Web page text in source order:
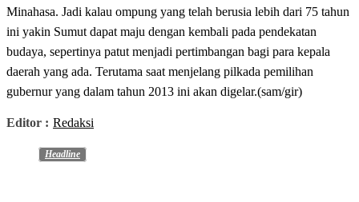
Minahasa. Jadi kalau ompung yang telah berusia lebih dari 75 tahun
ini yakin Sumut dapat maju dengan kembali pada pendekatan
budaya, sepertinya patut menjadi pertimbangan bagi para kepala
daerah yang ada. Terutama saat menjelang pilkada pemilihan
gubernur yang dalam tahun 2013 ini akan digelar.(sam/gir)
Editor : Redaksi
Headline